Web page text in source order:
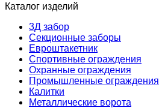
Каталог изделий
3Д забор
Секционные заборы
Евроштакетник
Спортивные ограждения
Охранные ограждения
Промышленные ограждения
Калитки
Металлические ворота